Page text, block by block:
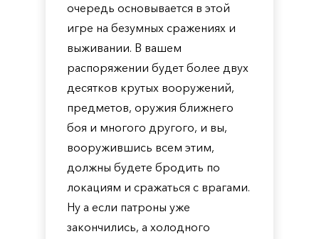
очередь основывается в этой
игре на безумных сражениях и
выживании. В вашем
распоряжении будет более двух
десятков крутых вооружений,
предметов, оружия ближнего
боя и многого другого, и вы,
вооружившись всем этим,
должны будете бродить по
локациям и сражаться с врагами.
Ну а если патроны уже
закончились, а холодного